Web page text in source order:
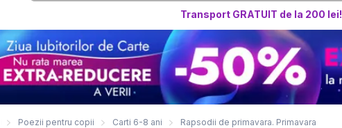
Transport GRATUIT de la 200 lei!
Poezii pentru copii Carti 6-8 ani Rapsodii de primavara. Primavara